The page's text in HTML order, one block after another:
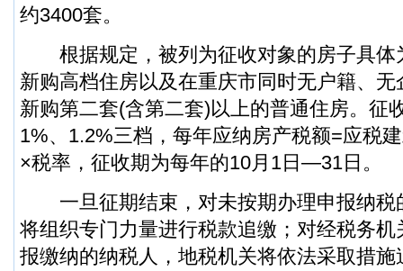
约3400套。
根据规定，被列为征收对象的房子具体
新购高档住房以及在重庆市同时无户籍、
新购第二套(含第二套)以上的普通住房。征
1%、1.2%三档，每年应纳房产税额=应税
×税率，征收期为每年的10月1日—31日。
一旦征期结束，对未按期办理申报纳税
将组织专门力量进行税款追缴；对经税务
报缴纳的纳税人，地税机关将依法采取措